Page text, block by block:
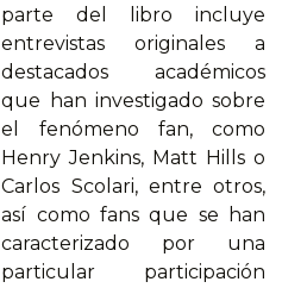
parte del libro incluye
entrevistas originales a
destacados académicos
que han investigado sobre
el fenómeno fan, como
Henry Jenkins, Matt Hills o
Carlos Scolari, entre otros,
así como fans que se han
caracterizado por una
particular participación